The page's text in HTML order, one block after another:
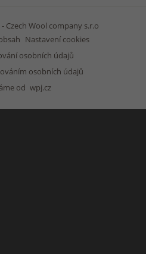
Czech Wool company s.r.o
Nastavení cookies
osobních údajů
osobních údajů
od wpj.cz